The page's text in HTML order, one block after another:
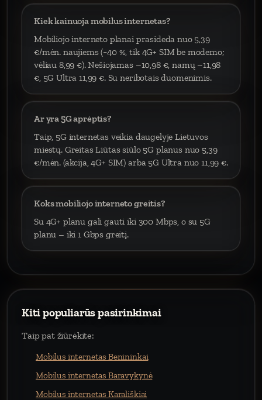
Kiek kainuoja mobilus internetas?
Mobiliojo interneto planai prasideda nuo 5,39
€/mėn. naujiems (−40 %, tik 4G+ SIM be modemo;
vėliau 8,99 €). Nešiojamas ~10,98 €, namų ~11,98
€, 5G Ultra 11,99 €. Su neribotais duomenimis.
Ar yra 5G aprėptis?
Taip, 5G internetas veikia daugelyje Lietuvos
miestų. Greitas Liūtas siūlo 5G planus nuo 5,39
€/mėn. (akcija, 4G+ SIM) arba 5G Ultra nuo 11,99 €.
Koks mobiliojo interneto greitis?
Su 4G+ planu gali gauti iki 300 Mbps, o su 5G
planu – iki 1 Gbps greitį.
Kiti populiarūs pasirinkimai
Taip pat žiūrėkite:
Mobilus internetas Benininkai
Mobilus internetas Baravykynė
Mobilus internetas Karališkiai